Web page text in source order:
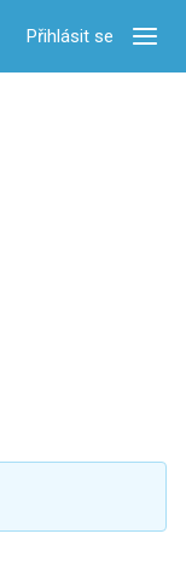
Přihlásit se